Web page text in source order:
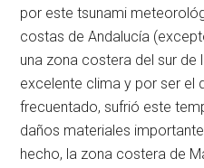
por este tsunami
costas de Andalucía
una zona costera del sur de
excelente clima y por ser el
frecuentado, sufrió este
daños materiales
hecho, la zona costera de